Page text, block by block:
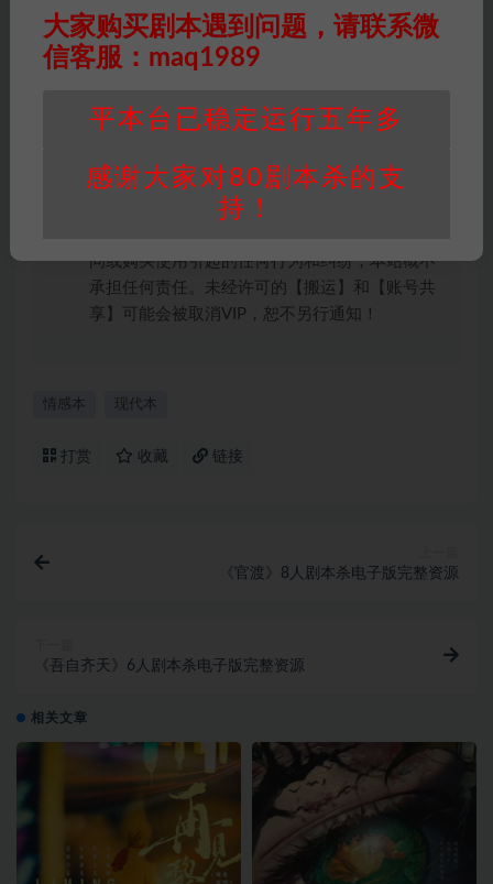
权均属于机关版权或权利人。如有侵权，请发邮
件通知并提供相关证实资料至邮箱
448271243@qq.com，如若情况属实，我们将
积分说明∶剧本杀下载所需积分非剧本杀资源自
站整理资料的时间成本及网站运营所需支出费
问或购买使用引起的任何行为和纠纷，本站概不
承担任何责任。未经许可的【搬运】和【账号共
享】可能会被取消VIP，恕不另行通知！
情感本 现代本
打赏 收藏 链接
《官渡》8人剧本杀电子版完整资源
《吾自齐天》6人剧本杀电子版完整资源
相关文章
大家购买剧本遇到问题，请联系微
信客服：maq1989
平本台已稳定运行五年多
感谢大家对80剧本杀的支
持！